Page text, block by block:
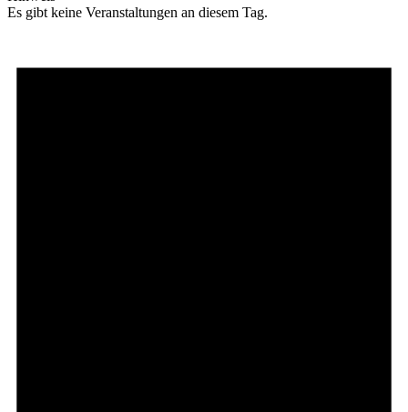
Es gibt keine Veranstaltungen an diesem Tag.